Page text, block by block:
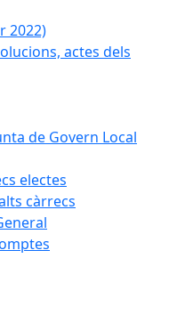
2022)
actes dels
de Govern Local
electes
càrrecs